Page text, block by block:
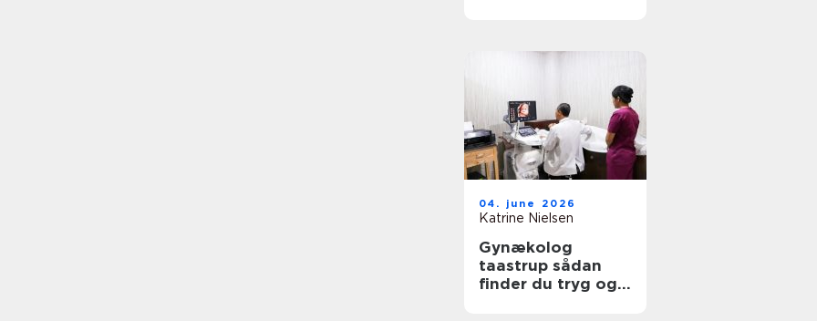
04. june 2026
Katrine Nielsen
Gynækolog
taastrup sådan
finder du tryg og